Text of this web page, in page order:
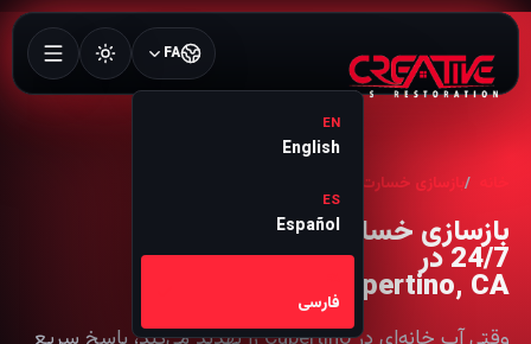
FA
EN
English
ES
Español
فارسی
بازسازی خسارت آب
بازسازی خسارت آب
24/7 در
Cupertino, CA